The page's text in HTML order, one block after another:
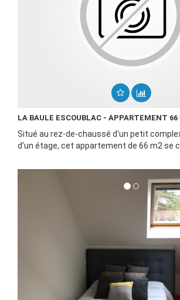
LA BAULE ESCOUBLAC - APPARTEMENT 66
Situé au rez-de-chaussé d'un petit
d'un étage, cet appartement de 66 m2 se